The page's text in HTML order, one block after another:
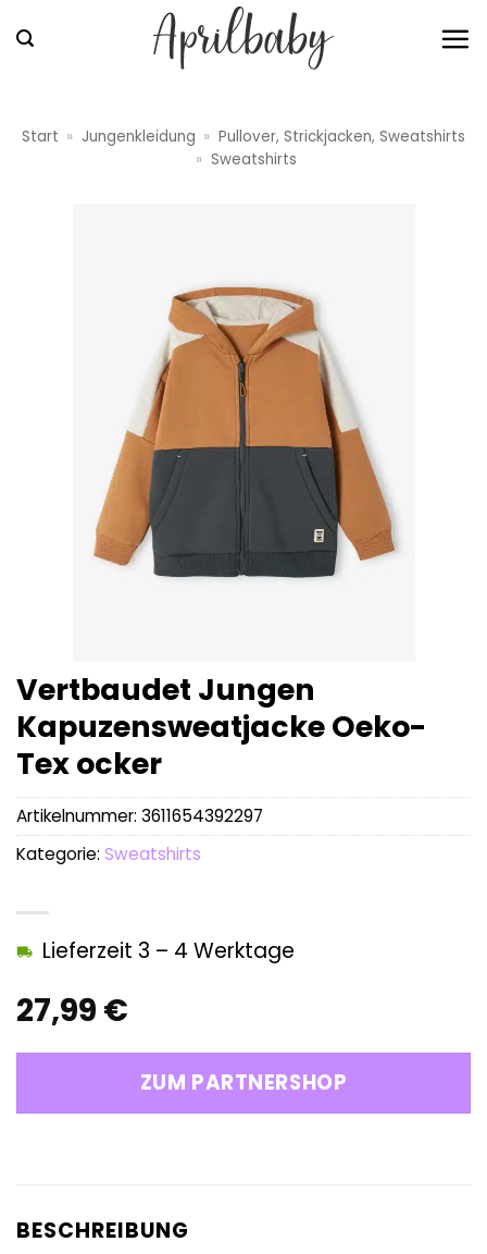
Inhalt
Start » Jungenkleidung » Pullover, Strickjacken, Sweatshirts
» Sweatshirts
Vertbaudet Jungen
Kapuzensweatjacke Oeko-
Tex ocker
27,99 €
Lieferzeit 3 – 4 Werktage
ZUM PARTNERSHOP
Artikelnummer: 3611654392297
Kategorie: Sweatshirts
BESCHREIBUNG